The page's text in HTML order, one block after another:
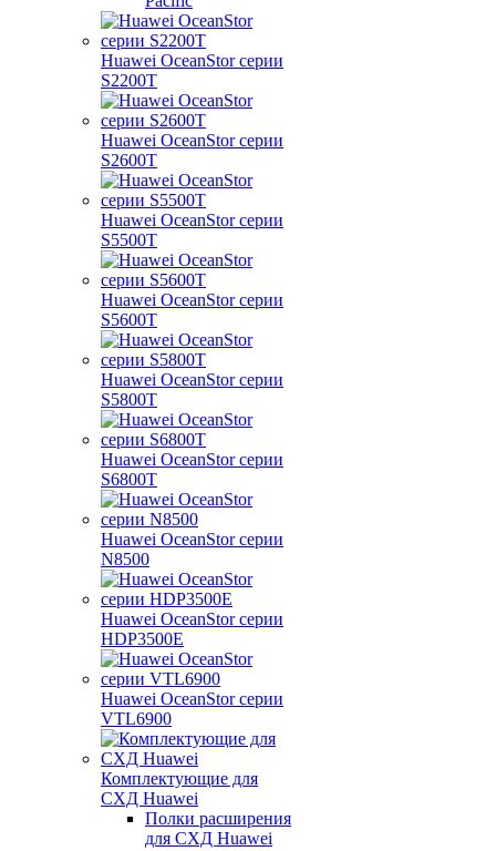
Huawei OceanStor серии
S2200T
Huawei OceanStor серии
S2600T
Huawei OceanStor серии
S5500T
Huawei OceanStor серии
S5600T
Huawei OceanStor серии
S5800T
Huawei OceanStor серии
S6800T
Huawei OceanStor серии
N8500
Huawei OceanStor серии
HDP3500E
Huawei OceanStor серии
VTL6900
Комплектующие для
СХД Huawei
Полки расширения
для СХД Huawei